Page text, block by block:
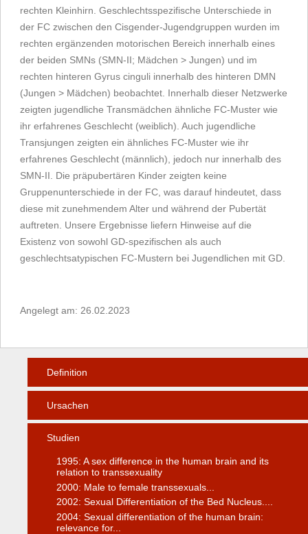
rechten Kleinhirn. Geschlechtsspezifische Unterschiede in
der FC zwischen den Cisgender-Jugendgruppen wurden im
rechten ergänzenden motorischen Bereich innerhalb eines
der beiden SMNs (SMN-II; Mädchen > Jungen) und im
rechten hinteren Gyrus cinguli innerhalb des hinteren DMN
(Jungen > Mädchen) beobachtet. Innerhalb dieser Netzwerke
zeigten jugendliche Transmädchen ähnliche FC-Muster wie
ihr erfahrenes Geschlecht (weiblich). Auch jugendliche
Transjungen zeigten ein ähnliches FC-Muster wie ihr
erfahrenes Geschlecht (männlich), jedoch nur innerhalb des
SMN-II. Die präpubertären Kinder zeigten keine
Gruppenunterschiede in der FC, was darauf hindeutet, dass
diese mit zunehmendem Alter und während der Pubertät
auftreten. Unsere Ergebnisse liefern Hinweise auf die
Existenz von sowohl GD-spezifischen als auch
geschlechtsatypischen FC-Mustern bei Jugendlichen mit GD.
Angelegt am: 26.02.2023
Definition
Ursachen
Studien
1995: A sex difference in the human brain and its
relation to transsexuality
2000: Male to female transsexuals...
2002: Sexual Differentiation of the Bed Nucleus....
2004: Sexual differentiation of the human brain:
relevance for...